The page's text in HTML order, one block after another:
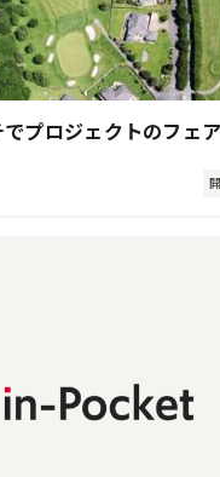
プロジェクトのフェ